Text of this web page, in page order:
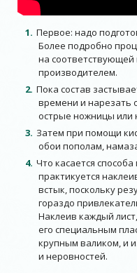
Первое: надо
Более подробно
на соответствующей
производителем.
Пока состав
времени и нарезать
острые ножницы или
Затем при помощи
обои пополам,
Что касается
практикуется
встык, поскольку
гораздо
Наклеив каждый
его специальным
крупным валиком, и
и неровностей.